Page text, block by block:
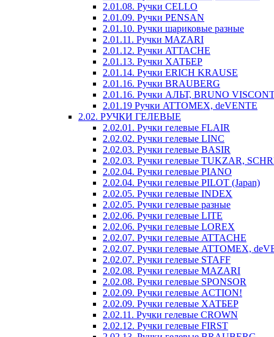
2.01.08. Ручки CELLO
2.01.09. Ручки PENSAN
2.01.10. Ручки шариковые разные
2.01.11. Ручки MAZARI
2.01.12. Ручки ATTACHE
2.01.13. Ручки ХАТБЕР
2.01.14. Ручки ERICH KRAUSE
2.01.16. Ручки BRAUBERG
2.01.16. Ручки АЛЬТ, BRUNO
2.01.19 Ручки ATTOMEX, deVENTE
2.02. РУЧКИ ГЕЛЕВЫЕ
2.02.01. Ручки гелевые FLAIR
2.02.02. Ручки гелевые LINC
2.02.03. Ручки гелевые BASIR
2.02.03. Ручки гелевые TUKZAR,
2.02.04. Ручки гелевые PIANO
2.02.04. Ручки гелевые PILOT (Japan)
2.02.05. Ручки гелевые INDEX
2.02.05. Ручки гелевые разные
2.02.06. Ручки гелевые LITE
2.02.06. Ручки гелевые LOREX
2.02.07. Ручки гелевые ATTACHE
2.02.07. Ручки гелевые ATTOMEX,
2.02.07. Ручки гелевые STAFF
2.02.08. Ручки гелевые MAZARI
2.02.08. Ручки гелевые SPONSOR
2.02.09. Ручки гелевые ACTION!
2.02.09. Ручки гелевые ХАТБЕР
2.02.11. Ручки гелевые CROWN
2.02.12. Ручки гелевые FIRST